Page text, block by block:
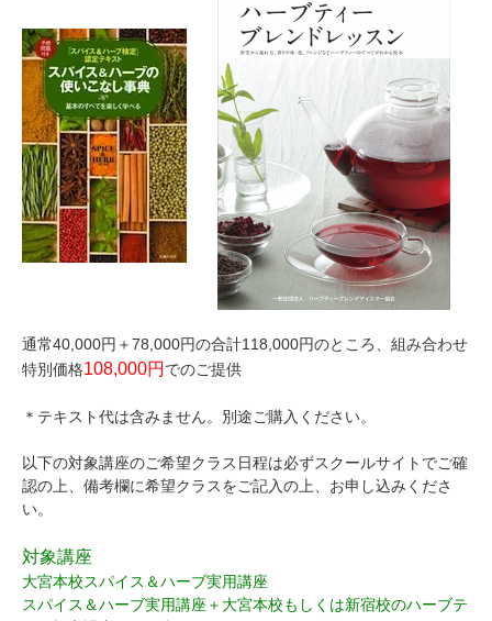
通常40,000円＋78,000円の合計118,000円のところ、組み合わせ
特別価格108,000円 でのご提供
＊テキスト代は含みません。別途ご購入ください。
以下の対象講座のご希望クラス日程は必ずスクールサイトでご確
認の上、備考欄に希望クラスをご記入の上、お申し込みくださ
い。
対象講座
大宮本校スパイス＆ハーブ実用講座
スパイス＆ハーブ実用講座＋大宮本校もしくは新宿校のハーブテ